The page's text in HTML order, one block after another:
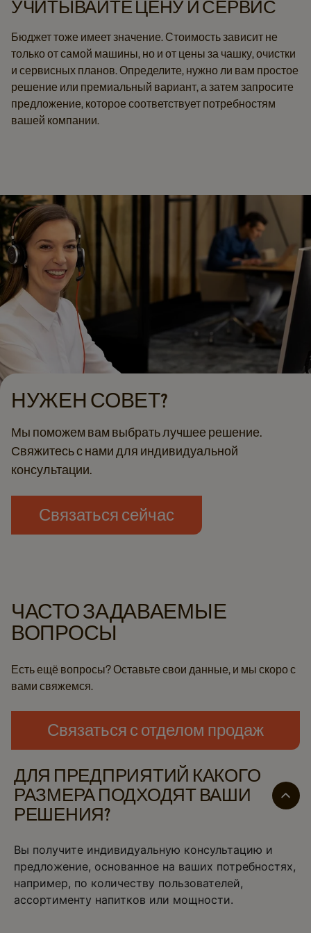
УЧИТЫВАЙТЕ ЦЕНУ И СЕРВИС
Бюджет тоже имеет значение. Стоимость зависит не
только от самой машины, но и от цены за чашку, очистки
и сервисных планов. Определите, нужно ли вам простое
решение или премиальный вариант, а затем запросите
предложение, которое соответствует потребностям
вашей компании.
НУЖЕН СОВЕТ?
Мы поможем вам выбрать лучшее решение.
Свяжитесь с нами для индивидуальной
консультации.
Связаться сейчас
ЧАСТО ЗАДАВАЕМЫЕ
ВОПРОСЫ
Есть ещё вопросы? Оставьте свои данные, и мы скоро с
вами свяжемся.
Связаться с отделом продаж
ДЛЯ ПРЕДПРИЯТИЙ КАКОГО
РАЗМЕРА ПОДХОДЯТ ВАШИ
РЕШЕНИЯ?
Вы получите индивидуальную консультацию и
предложение, основанное на ваших потребностях,
например, по количеству пользователей,
ассортименту напитков или мощности.